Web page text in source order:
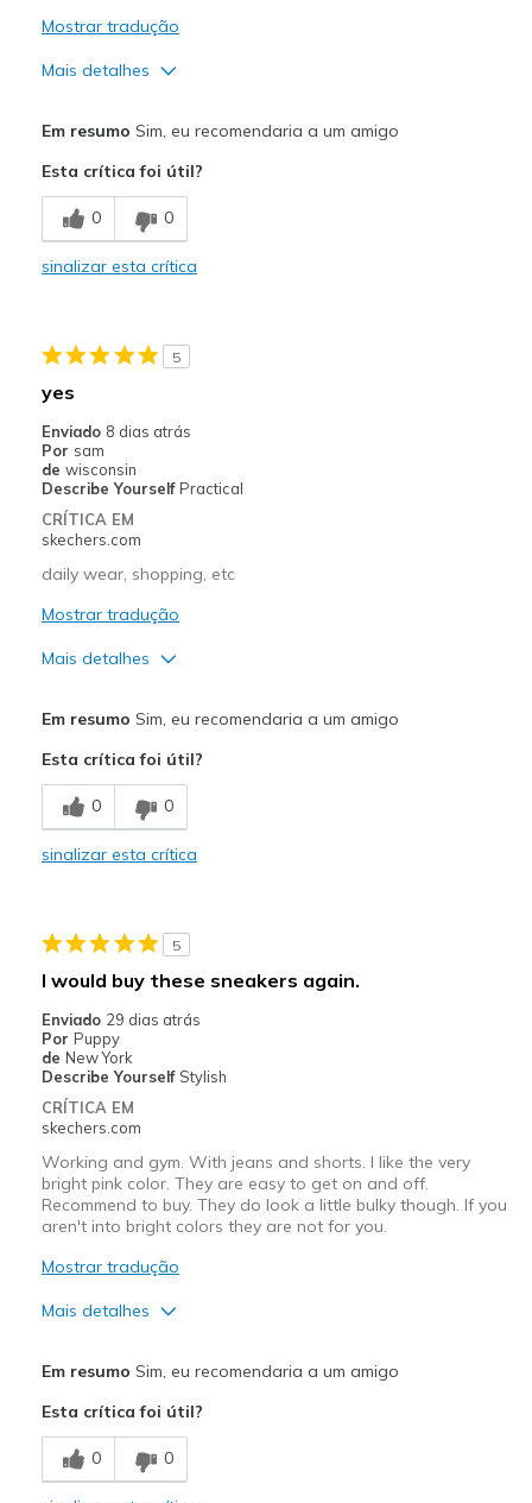
Mostrar tradução
Mais detalhes
Melhores utilizações
Great for nurses
View On Shoes
I'm Really Into Shoes
Em resumo Sim, eu recomendaria a um amigo
Esta crítica foi útil?
0 0
sinalizar esta crítica
5
yes
Enviado 8 dias atrás
Por sam
de wisconsin
Describe Yourself Practical
CRÍTICA EM
skechers.com
daily wear, shopping, etc
Mostrar tradução
Mais detalhes
Comfortable
Durable
Going Out
Width
Sizing
Feels true to size
View On Shoes
Em resumo Sim, eu recomendaria a um amigo
Esta crítica foi útil?
0 0
sinalizar esta crítica
5
I would buy these sneakers again.
Enviado 29 dias atrás
Por Puppy
de New York
Describe Yourself Stylish
CRÍTICA EM
skechers.com
Working and gym. With jeans and shorts. I like the very
bright pink color. They are easy to get on and off.
Recommend to buy. They do look a little bulky though. If you
aren't into bright colors they are not for you.
Mostrar tradução
Mais detalhes
Stylish
Melhores utilizações
Em resumo Sim, eu recomendaria a um amigo
Esta crítica foi útil?
0 0